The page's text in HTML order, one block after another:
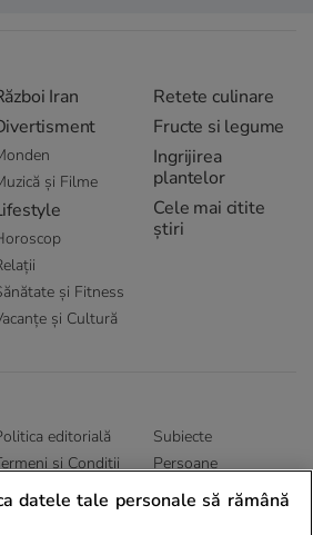
Iran
și Filme
și Fitness
și Cultură
Retete culinare
Fructe si legume
Ingrijirea
plantelor
Cele mai citite
știri
editorială
și Conditii
Abonamente
Subiecte
Persoane
Sitemap
datele tale personale să rămână